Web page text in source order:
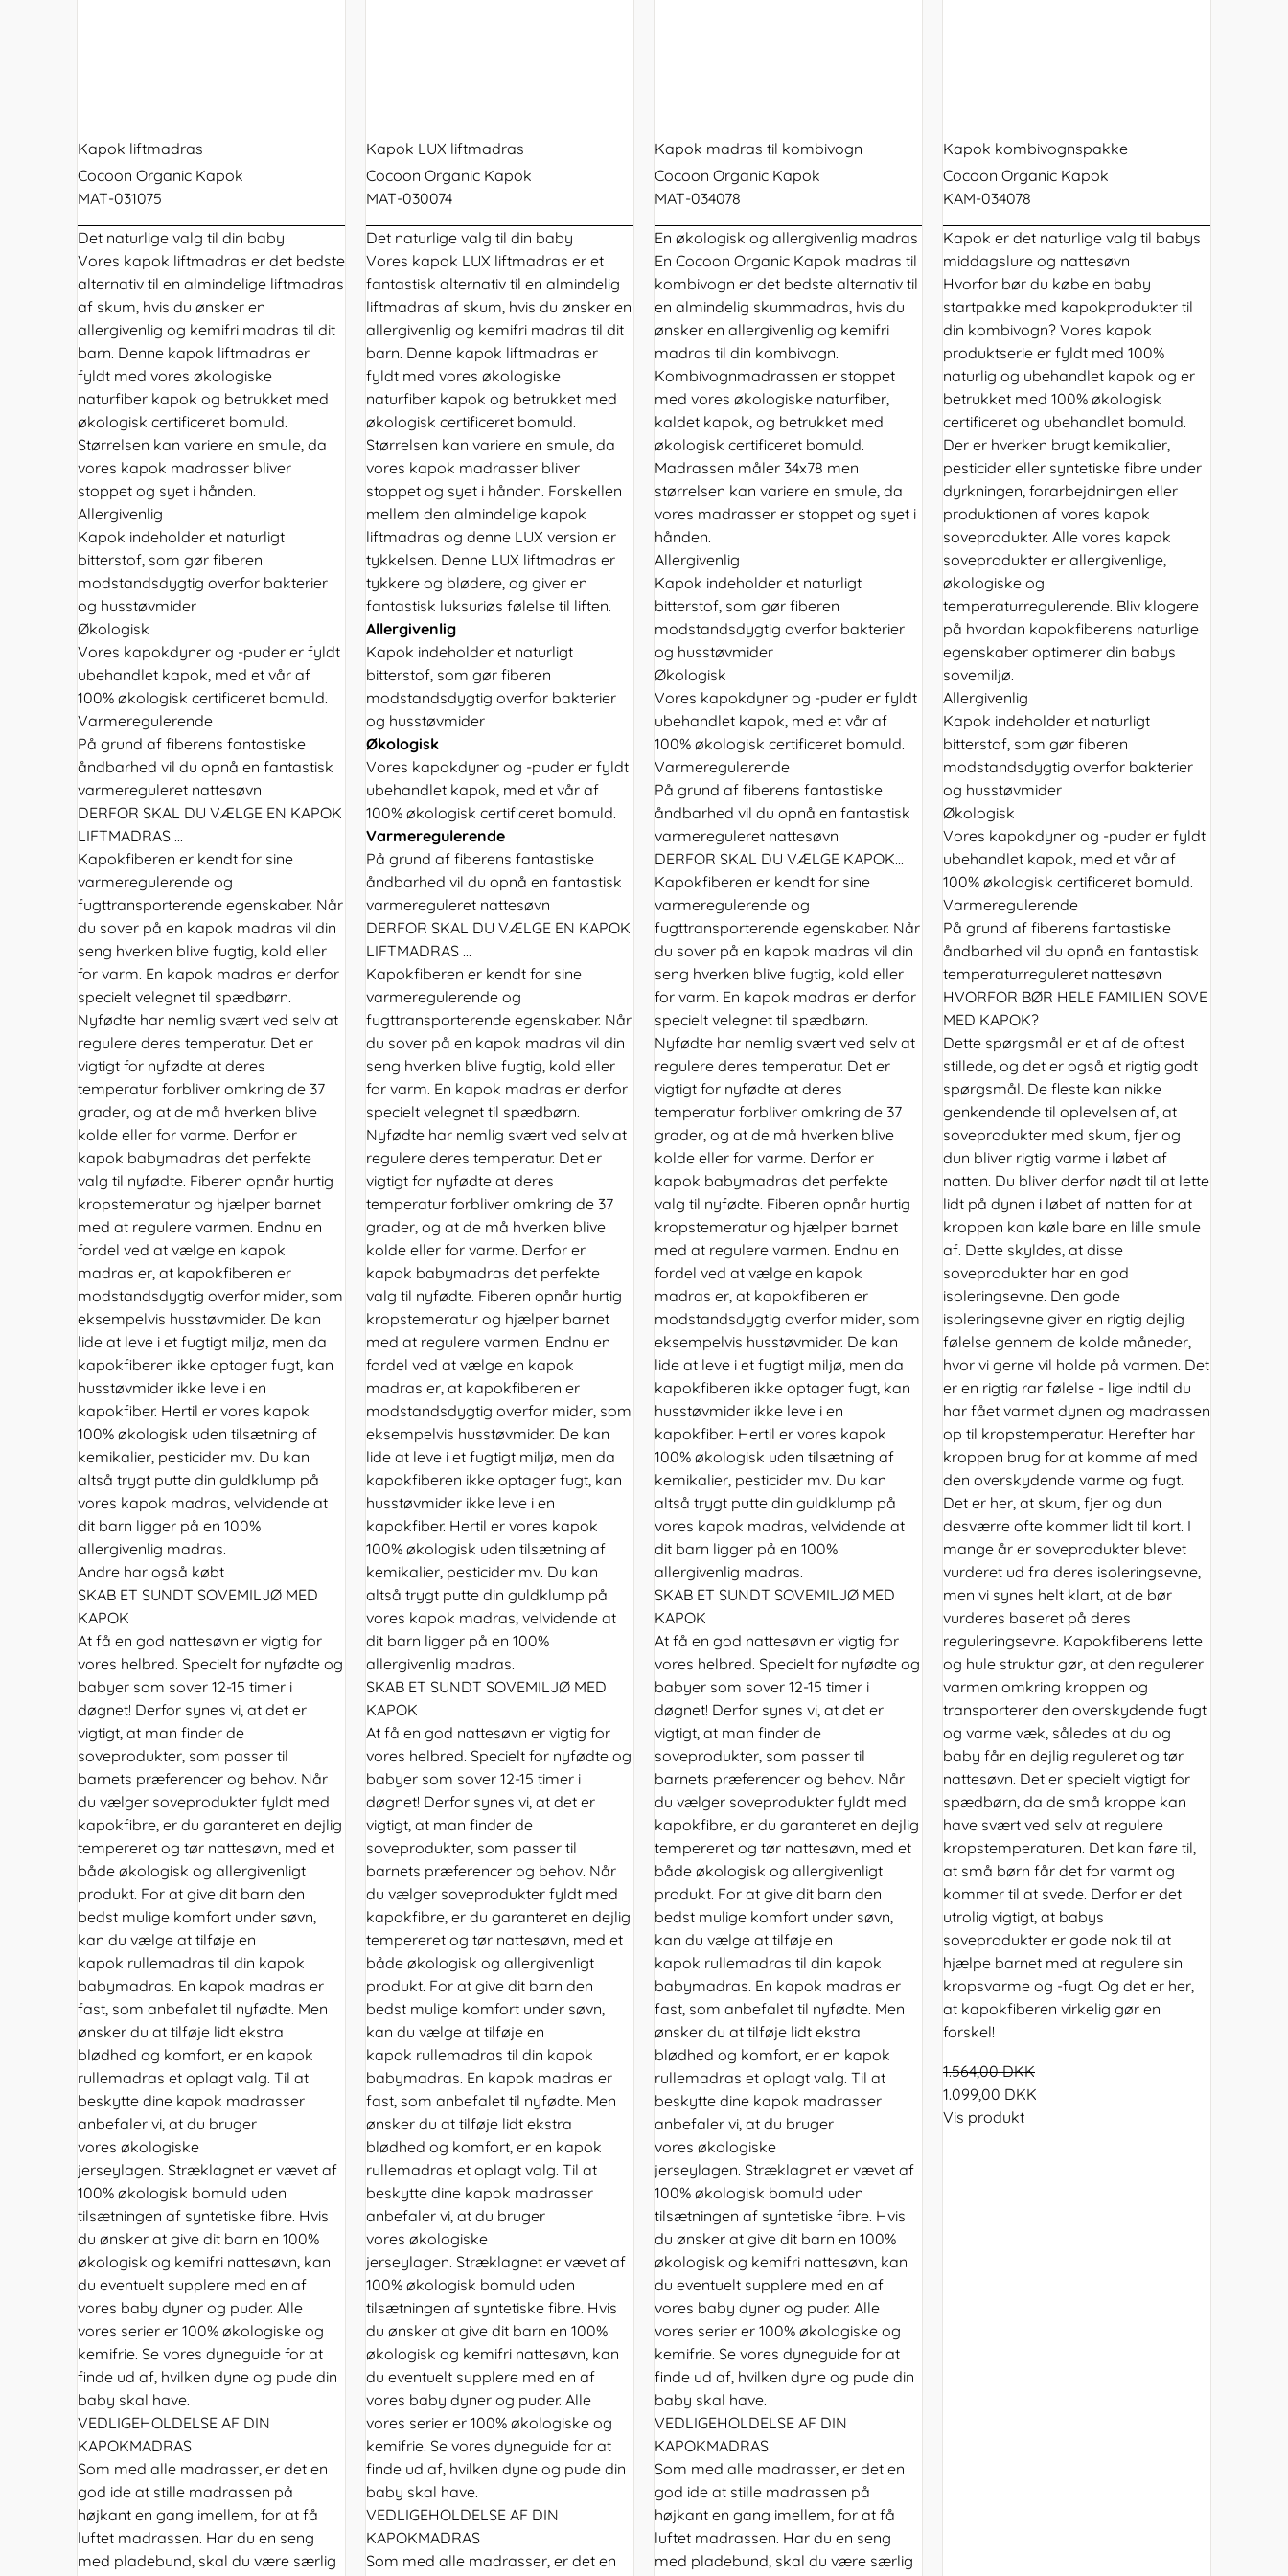
Kapok liftmadras
Cocoon Organic Kapok
MAT-031075
Det naturlige valg til din baby
Vores kapok liftmadras er det bedste
alternativ til en almindelige liftmadras
af skum, hvis du ønsker en
allergivenlig og kemifri madras til dit
barn. Denne kapok liftmadras er
fyldt med vores økologiske
naturfiber kapok og betrukket med
økologisk certificeret bomuld.
Størrelsen kan variere en smule, da
vores kapok madrasser bliver
stoppet og syet i hånden.
Allergivenlig
Kapok indeholder et naturligt
bitterstof, som gør fiberen
modstandsdygtig overfor bakterier
og husstøvmider
Økologisk
Vores kapokdyner og -puder er fyldt
ubehandlet kapok, med et vår af
100% økologisk certificeret bomuld.
Varmeregulerende
På grund af fiberens fantastiske
åndbarhed vil du opnå en fantastisk
varmereguleret nattesøvn
DERFOR SKAL DU VÆLGE EN KAPOK
LIFTMADRAS ...
Kapokfiberen er kendt for sine
varmeregulerende og
fugttransporterende egenskaber. Når
du sover på en kapok madras vil din
seng hverken blive fugtig, kold eller
for varm. En kapok madras er derfor
specielt velegnet til spædbørn.
Nyfødte har nemlig svært ved selv at
regulere deres temperatur. Det er
vigtigt for nyfødte at deres
temperatur forbliver omkring de 37
grader, og at de må hverken blive
kolde eller for varme. Derfor er
kapok babymadras det perfekte
valg til nyfødte. Fiberen opnår hurtig
kropstemeratur og hjælper barnet
med at regulere varmen. Endnu en
fordel ved at vælge en kapok
madras er, at kapokfiberen er
modstandsdygtig overfor mider, som
eksempelvis husstøvmider. De kan
lide at leve i et fugtigt miljø, men da
kapokfiberen ikke optager fugt, kan
husstøvmider ikke leve i en
kapokfiber. Hertil er vores kapok
100% økologisk uden tilsætning af
kemikalier, pesticider mv. Du kan
altså trygt putte din guldklump på
vores kapok madras, velvidende at
dit barn ligger på en 100%
allergivenlig madras.
Andre har også købt
SKAB ET SUNDT SOVEMILJØ MED
KAPOK
At få en god nattesøvn er vigtig for
vores helbred. Specielt for nyfødte og
babyer som sover 12-15 timer i
døgnet! Derfor synes vi, at det er
vigtigt, at man finder de
soveprodukter, som passer til
barnets præferencer og behov. Når
du vælger soveprodukter fyldt med
kapokfibre, er du garanteret en dejlig
tempereret og tør nattesøvn, med et
både økologisk og allergivenligt
produkt. For at give dit barn den
bedst mulige komfort under søvn,
kan du vælge at tilføje en
kapok rullemadras til din kapok
babymadras. En kapok madras er
fast, som anbefalet til nyfødte. Men
ønsker du at tilføje lidt ekstra
blødhed og komfort, er en kapok
rullemadras et oplagt valg. Til at
beskytte dine kapok madrasser
anbefaler vi, at du bruger
vores økologiske
jerseylagen. Stræklagnet er vævet af
100% økologisk bomuld uden
tilsætningen af syntetiske fibre. Hvis
du ønsker at give dit barn en 100%
økologisk og kemifri nattesøvn, kan
du eventuelt supplere med en af
vores baby dyner og puder. Alle
vores serier er 100% økologiske og
kemifrie. Se vores dyneguide for at
finde ud af, hvilken dyne og pude din
baby skal have.
VEDLIGEHOLDELSE AF DIN
KAPOKMADRAS
Som med alle madrasser, er det en
god ide at stille madrassen på
højkant en gang imellem, for at få
luftet madrassen. Har du en seng
med pladebund, skal du være særlig
Kapok LUX liftmadras
Cocoon Organic Kapok
MAT-030074
Det naturlige valg til din baby
Vores kapok LUX liftmadras er et
fantastisk alternativ til en almindelig
liftmadras af skum, hvis du ønsker en
allergivenlig og kemifri madras til dit
barn. Denne kapok liftmadras er
fyldt med vores økologiske
naturfiber kapok og betrukket med
økologisk certificeret bomuld.
Størrelsen kan variere en smule, da
vores kapok madrasser bliver
stoppet og syet i hånden. Forskellen
mellem den almindelige kapok
liftmadras og denne LUX version er
tykkelsen. Denne LUX liftmadras er
tykkere og blødere, og giver en
fantastisk luksuriøs følelse til liften.
Allergivenlig
Kapok indeholder et naturligt
bitterstof, som gør fiberen
modstandsdygtig overfor bakterier
og husstøvmider
Økologisk
Vores kapokdyner og -puder er fyldt
ubehandlet kapok, med et vår af
100% økologisk certificeret bomuld.
Varmeregulerende
På grund af fiberens fantastiske
åndbarhed vil du opnå en fantastisk
varmereguleret nattesøvn
DERFOR SKAL DU VÆLGE EN KAPOK
LIFTMADRAS ...
Kapokfiberen er kendt for sine
varmeregulerende og
fugttransporterende egenskaber. Når
du sover på en kapok madras vil din
seng hverken blive fugtig, kold eller
for varm. En kapok madras er derfor
specielt velegnet til spædbørn.
Nyfødte har nemlig svært ved selv at
regulere deres temperatur. Det er
vigtigt for nyfødte at deres
temperatur forbliver omkring de 37
grader, og at de må hverken blive
kolde eller for varme. Derfor er
kapok babymadras det perfekte
valg til nyfødte. Fiberen opnår hurtig
kropstemeratur og hjælper barnet
med at regulere varmen. Endnu en
fordel ved at vælge en kapok
madras er, at kapokfiberen er
modstandsdygtig overfor mider, som
eksempelvis husstøvmider. De kan
lide at leve i et fugtigt miljø, men da
kapokfiberen ikke optager fugt, kan
husstøvmider ikke leve i en
kapokfiber. Hertil er vores kapok
100% økologisk uden tilsætning af
kemikalier, pesticider mv. Du kan
altså trygt putte din guldklump på
vores kapok madras, velvidende at
dit barn ligger på en 100%
allergivenlig madras.
SKAB ET SUNDT SOVEMILJØ MED
KAPOK
At få en god nattesøvn er vigtig for
vores helbred. Specielt for nyfødte og
babyer som sover 12-15 timer i
døgnet! Derfor synes vi, at det er
vigtigt, at man finder de
soveprodukter, som passer til
barnets præferencer og behov. Når
du vælger soveprodukter fyldt med
kapokfibre, er du garanteret en dejlig
tempereret og tør nattesøvn, med et
både økologisk og allergivenligt
produkt. For at give dit barn den
bedst mulige komfort under søvn,
kan du vælge at tilføje en
kapok rullemadras til din kapok
babymadras. En kapok madras er
fast, som anbefalet til nyfødte. Men
ønsker du at tilføje lidt ekstra
blødhed og komfort, er en kapok
rullemadras et oplagt valg. Til at
beskytte dine kapok madrasser
anbefaler vi, at du bruger
vores økologiske
jerseylagen. Stræklagnet er vævet af
100% økologisk bomuld uden
tilsætningen af syntetiske fibre. Hvis
du ønsker at give dit barn en 100%
økologisk og kemifri nattesøvn, kan
du eventuelt supplere med en af
vores baby dyner og puder. Alle
vores serier er 100% økologiske og
kemifrie. Se vores dyneguide for at
finde ud af, hvilken dyne og pude din
baby skal have.
VEDLIGEHOLDELSE AF DIN
KAPOKMADRAS
Som med alle madrasser, er det en
Kapok madras til kombivogn
Cocoon Organic Kapok
MAT-034078
En økologisk og allergivenlig madras
En Cocoon Organic Kapok madras til
kombivogn er det bedste alternativ til
en almindelig skummadras, hvis du
ønsker en allergivenlig og kemifri
madras til din kombivogn.
Kombivognmadrassen er stoppet
med vores økologiske naturfiber,
kaldet kapok, og betrukket med
økologisk certificeret bomuld.
Madrassen måler 34x78 men
størrelsen kan variere en smule, da
vores madrasser er stoppet og syet i
hånden.
Allergivenlig
Kapok indeholder et naturligt
bitterstof, som gør fiberen
modstandsdygtig overfor bakterier
og husstøvmider
Økologisk
Vores kapokdyner og -puder er fyldt
ubehandlet kapok, med et vår af
100% økologisk certificeret bomuld.
Varmeregulerende
På grund af fiberens fantastiske
åndbarhed vil du opnå en fantastisk
varmereguleret nattesøvn
DERFOR SKAL DU VÆLGE KAPOK...
Kapokfiberen er kendt for sine
varmeregulerende og
fugttransporterende egenskaber. Når
du sover på en kapok madras vil din
seng hverken blive fugtig, kold eller
for varm. En kapok madras er derfor
specielt velegnet til spædbørn.
Nyfødte har nemlig svært ved selv at
regulere deres temperatur. Det er
vigtigt for nyfødte at deres
temperatur forbliver omkring de 37
grader, og at de må hverken blive
kolde eller for varme. Derfor er
kapok babymadras det perfekte
valg til nyfødte. Fiberen opnår hurtig
kropstemeratur og hjælper barnet
med at regulere varmen. Endnu en
fordel ved at vælge en kapok
madras er, at kapokfiberen er
modstandsdygtig overfor mider, som
eksempelvis husstøvmider. De kan
lide at leve i et fugtigt miljø, men da
kapokfiberen ikke optager fugt, kan
husstøvmider ikke leve i en
kapokfiber. Hertil er vores kapok
100% økologisk uden tilsætning af
kemikalier, pesticider mv. Du kan
altså trygt putte din guldklump på
vores kapok madras, velvidende at
dit barn ligger på en 100%
allergivenlig madras.
SKAB ET SUNDT SOVEMILJØ MED
KAPOK
At få en god nattesøvn er vigtig for
vores helbred. Specielt for nyfødte og
babyer som sover 12-15 timer i
døgnet! Derfor synes vi, at det er
vigtigt, at man finder de
soveprodukter, som passer til
barnets præferencer og behov. Når
du vælger soveprodukter fyldt med
kapokfibre, er du garanteret en dejlig
tempereret og tør nattesøvn, med et
både økologisk og allergivenligt
produkt. For at give dit barn den
bedst mulige komfort under søvn,
kan du vælge at tilføje en
kapok rullemadras til din kapok
babymadras. En kapok madras er
fast, som anbefalet til nyfødte. Men
ønsker du at tilføje lidt ekstra
blødhed og komfort, er en kapok
rullemadras et oplagt valg. Til at
beskytte dine kapok madrasser
anbefaler vi, at du bruger
vores økologiske
jerseylagen. Stræklagnet er vævet af
100% økologisk bomuld uden
tilsætningen af syntetiske fibre. Hvis
du ønsker at give dit barn en 100%
økologisk og kemifri nattesøvn, kan
du eventuelt supplere med en af
vores baby dyner og puder. Alle
vores serier er 100% økologiske og
kemifrie. Se vores dyneguide for at
finde ud af, hvilken dyne og pude din
baby skal have.
VEDLIGEHOLDELSE AF DIN
KAPOKMADRAS
Som med alle madrasser, er det en
god ide at stille madrassen på
højkant en gang imellem, for at få
luftet madrassen. Har du en seng
med pladebund, skal du være særlig
Kapok kombivognspakke
Cocoon Organic Kapok
KAM-034078
Kapok er det naturlige valg til babys
middagslure og nattesøvn
Hvorfor bør du købe en baby
startpakke med kapokprodukter til
din kombivogn? Vores kapok
produktserie er fyldt med 100%
naturlig og ubehandlet kapok og er
betrukket med 100% økologisk
certificeret og ubehandlet bomuld.
Der er hverken brugt kemikalier,
pesticider eller syntetiske fibre under
dyrkningen, forarbejdningen eller
produktionen af vores kapok
soveprodukter. Alle vores kapok
soveprodukter er allergivenlige,
økologiske og
temperaturregulerende. Bliv klogere
på hvordan kapokfiberens naturlige
egenskaber optimerer din babys
sovemiljø.
Allergivenlig
Kapok indeholder et naturligt
bitterstof, som gør fiberen
modstandsdygtig overfor bakterier
og husstøvmider
Økologisk
Vores kapokdyner og -puder er fyldt
ubehandlet kapok, med et vår af
100% økologisk certificeret bomuld.
Varmeregulerende
På grund af fiberens fantastiske
åndbarhed vil du opnå en fantastisk
temperaturreguleret nattesøvn
HVORFOR BØR HELE FAMILIEN SOVE
MED KAPOK?
Dette spørgsmål er et af de oftest
stillede, og det er også et rigtig godt
spørgsmål. De fleste kan nikke
genkendende til oplevelsen af, at
soveprodukter med skum, fjer og
dun bliver rigtig varme i løbet af
natten. Du bliver derfor nødt til at lette
lidt på dynen i løbet af natten for at
kroppen kan køle bare en lille smule
af. Dette skyldes, at disse
soveprodukter har en god
isoleringsevne. Den gode
isoleringsevne giver en rigtig dejlig
følelse gennem de kolde måneder,
hvor vi gerne vil holde på varmen. Det
er en rigtig rar følelse - lige indtil du
har fået varmet dynen og madrassen
op til kropstemperatur. Herefter har
kroppen brug for at komme af med
den overskydende varme og fugt.
Det er her, at skum, fjer og dun
desværre ofte kommer lidt til kort. I
mange år er soveprodukter blevet
vurderet ud fra deres isoleringsevne,
men vi synes helt klart, at de bør
vurderes baseret på deres
reguleringsevne. Kapokfiberens lette
og hule struktur gør, at den regulerer
varmen omkring kroppen og
transporterer den overskydende fugt
og varme væk, således at du og
baby får en dejlig reguleret og tør
nattesøvn. Det er specielt vigtigt for
spædbørn, da de små kroppe kan
have svært ved selv at regulere
kropstemperaturen. Det kan føre til,
at små børn får det for varmt og
kommer til at svede. Derfor er det
utrolig vigtigt, at babys
soveprodukter er gode nok til at
hjælpe barnet med at regulere sin
kropsvarme og -fugt. Og det er her,
at kapokfiberen virkelig gør en
forskel!
1.564,00 DKK
1.099,00 DKK
Vis produkt